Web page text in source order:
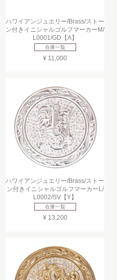
ハワイアンジュエリー/Brass/ストー
ン付きイニシャルゴルフマーカーM/
L0001/GD【A】
在庫一覧
¥ 11,000
ハワイアンジュエリー/Brass/ストー
ン付きイニシャルゴルフマーカーL/
L0002/SV【Y】
在庫一覧
¥ 13,200